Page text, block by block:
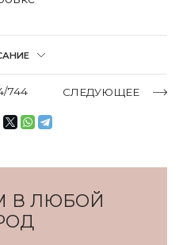
744 СЛЕДУЮЩЕЕ
В ЛЮБОЙ